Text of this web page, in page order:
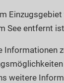
See entfernt
Informationen
weitere